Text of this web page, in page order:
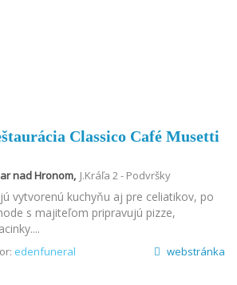
Classico Café Musetti
nad Hronom, J.Kráľa 2 - Podvršky
vytvorenú kuchyňu aj pre celiatikov, po
s majiteľom pripravujú pizze,
edenfuneral webstránka